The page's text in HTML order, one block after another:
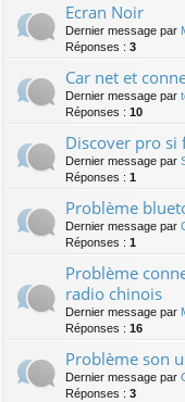
Ecran Noir
Dernier message par
Réponses : 3
Car net et
Dernier message par
Réponses : 10
Discover pro
Dernier message par
Réponses : 1
Problème
Dernier message par
Réponses : 1
Problème
radio chinois
Dernier message par
Réponses : 16
Problème son
Dernier message par
Réponses : 3